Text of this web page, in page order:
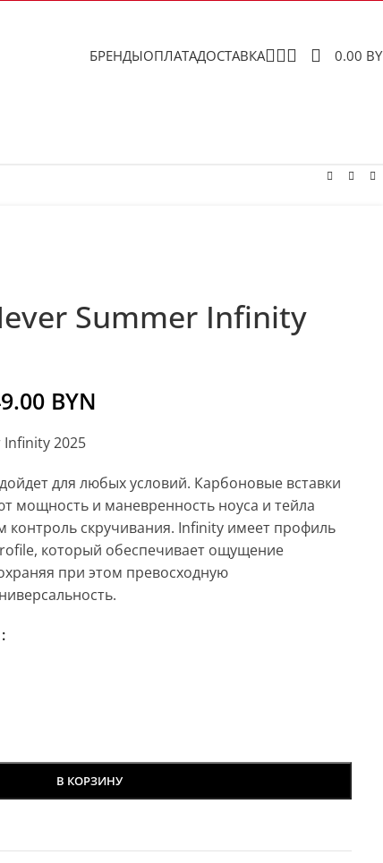
БРЕНДЫОПЛАТАДОСТАВКА 0.00
Summer Infinity
BYN
2025
для любых условий. Карбоновые вставки
мощность и маневренность ноуса и тейла
контроль скручивания. Infinity имеет профиль
который обеспечивает ощущение
при этом превосходную
В КОРЗИНУ